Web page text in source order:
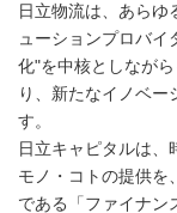
日立物流は、あらゆ
ューションプロバ
化"を中核としなが
り、新たなイノベー
す。
日立キャピタルは、
モノ・コトの提供を
である「ファイナン